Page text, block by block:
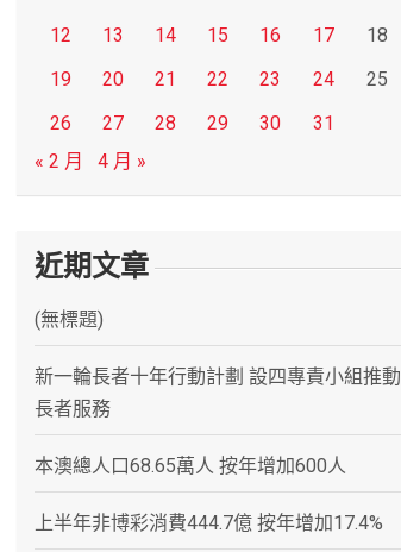
12
13 14 15 16 17
18
19
20 21 22 23 24
25
26
27 28 29 30
31
« 2 月
4 月 »
近期文章
(無標題)
新一輪長者十年行動計劃 設四專責小組推動
長者服務
本澳總人口68.65萬人 按年增加600人
上半年非博彩消費444.7億 按年增加17.4%